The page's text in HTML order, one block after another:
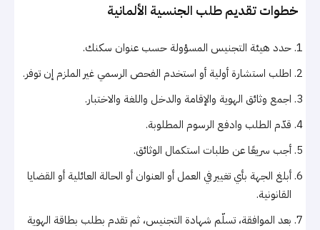
خطوات تقديم طلب الجنسية الألمانية
حدد هيئة التجنيس المسؤولة حسب عنوان سكنك.
اطلب استشارة أولية أو استخدم الفحص الرسمي غير الملزم إن توفر.
اجمع وثائق الهوية والإقامة والدخل واللغة والاختبار.
قدّم الطلب وادفع الرسوم المطلوبة.
أجب سريعًا عن طلبات استكمال الوثائق.
أبلغ الجهة بأي تغيير في العمل أو العنوان أو الحالة العائلية أو القضايا
القانونية.
بعد الموافقة، تسلّم شهادة التجنيس، ثم تقدم بطلب بطاقة الهوية